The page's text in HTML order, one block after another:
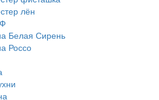
лён
Белая Сирень
Россо